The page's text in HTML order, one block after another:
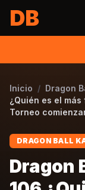
DB
Inicio / Dragon
¿Quién es el
Torneo
DRAGON BALL
Dragon